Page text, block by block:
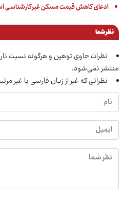
ادعای کاهش قیمت مسکن غیرکارشناسی
نظر شما
نظرات حاوی توهین و هرگونه نسبت
منتشر نمی‌شود.
نظراتی که غیر از زبان فارسی یا غیر